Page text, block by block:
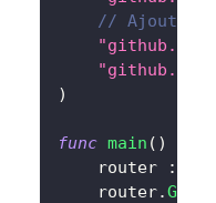
// Ajoutez la
)
func main ( )
	router
:=
	router
.GET